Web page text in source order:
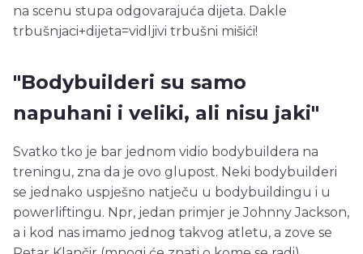
na scenu stupa odgovarajuća dijeta. Dakle
trbušnjaci+dijeta=vidljivi trbušni mišići!
"Bodybuilderi su samo
napuhani i veliki, ali nisu jaki"
Svatko tko je bar jednom vidio bodybuildera na
treningu, zna da je ovo glupost. Neki bodybuilderi
se jednako uspješno natječu u bodybuildingu i u
powerliftingu. Npr, jedan primjer je Johnny Jackson,
a i kod nas imamo jednog takvog atletu, a zove se